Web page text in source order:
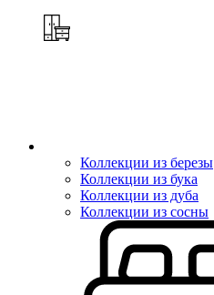
Коллекции из березы
Коллекции из бука
Коллекции из дуба
Коллекции из сосны